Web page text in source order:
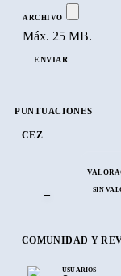
ARCHIVO
Máx. 25 MB.
ENVIAR
PUNTUACIONES
CEZ
– SIN
COMUNIDAD Y
USUARIOS